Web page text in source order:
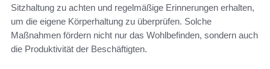
Sitzhaltung zu achten und regelmäßige Erinnerungen erhalten,
um die eigene Körperhaltung zu überprüfen. Solche
Maßnahmen fördern nicht nur das Wohlbefinden, sondern auch
die Produktivität der Beschäftigten.